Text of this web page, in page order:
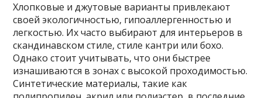
Хлопковые и джутовые варианты привлекают
своей экологичностью, гипоаллергенностью и
легкостью. Их часто выбирают для интерьеров в
скандинавском стиле, стиле кантри или бохо.
Однако стоит учитывать, что они быстрее
изнашиваются в зонах с высокой проходимостью.
Синтетические материалы, такие как